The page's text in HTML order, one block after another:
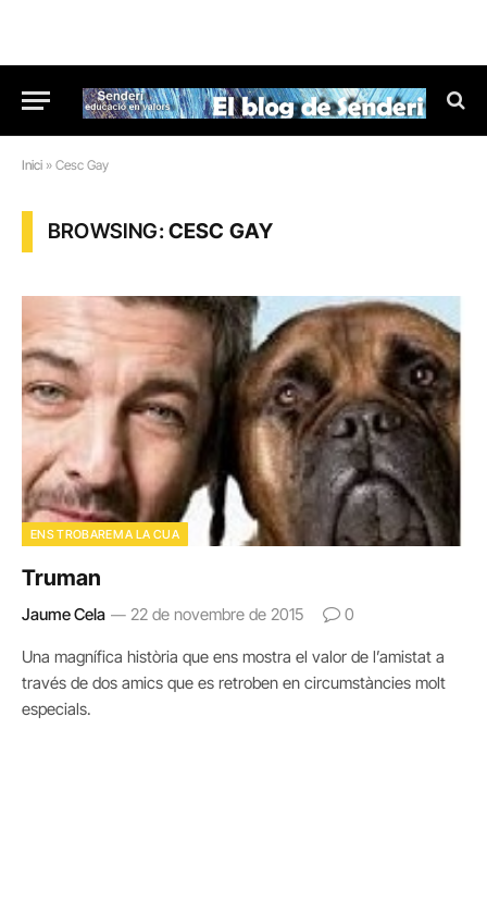
Inici » Cesc Gay
BROWSING:CESC GAY
ENS TROBAREM A LA CUA
Truman
Jaume Cela 22 de novembre de 2015 0
Una magnífica història que ens mostra el valor de l’amistat a
través de dos amics que es retroben en circumstàncies molt
especials.